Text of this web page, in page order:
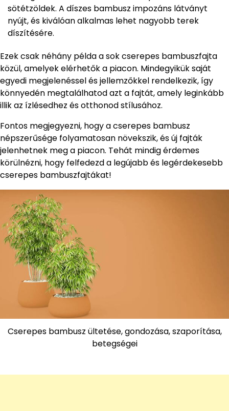
sötétzöldek. A díszes bambusz impozáns látványt
nyújt, és kiválóan alkalmas lehet nagyobb terek
díszítésére.
Ezek csak néhány példa a sok cserepes bambuszfajta
közül, amelyek elérhetők a piacon. Mindegyikük saját
egyedi megjelenéssel és jellemzőkkel rendelkezik, így
könnyedén megtalálhatod azt a fajtát, amely leginkább
illik az ízlésedhez és otthonod stílusához.
Fontos megjegyezni, hogy a cserepes bambusz
népszerűsége folyamatosan növekszik, és új fajták
jelenhetnek meg a piacon. Tehát mindig érdemes
körülnézni, hogy felfedezd a legújabb és legérdekesebb
cserepes bambuszfajtákat!
Cserepes bambusz ültetése, gondozása, szaporítása,
betegségei